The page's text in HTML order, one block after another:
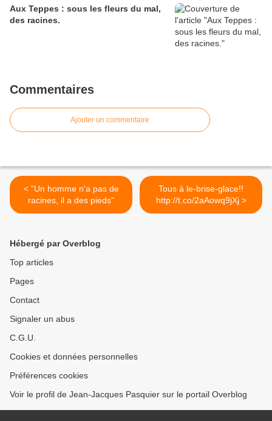
Aux Teppes : sous les fleurs du mal,
des racines.
Commentaires
Ajouter un commentaire
< "Un homme n'a pas de
racines, il a des pieds"
Tous à le-brise-glace!!
http://t.co/2aAowq9jXj >
Hébergé par Overblog
Top articles
Pages
Contact
Signaler un abus
C.G.U.
Cookies et données personnelles
Préférences cookies
Voir le profil de Jean-Jacques Pasquier sur le portail Overblog